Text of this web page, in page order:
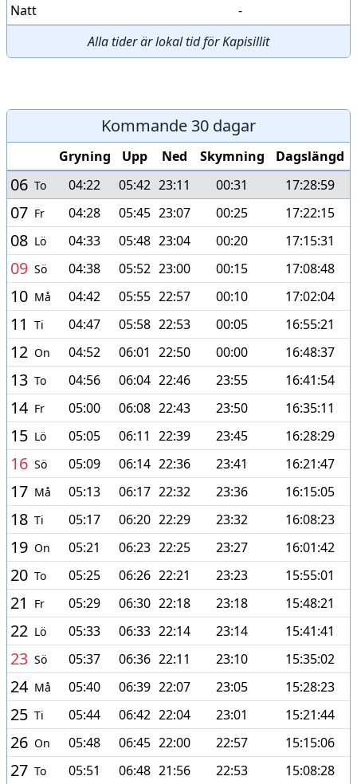
Natt
-
Alla tider är lokal tid för Kapisillit
Kommande 30 dagar
Gryning Upp Ned Skymning Dagslängd
06 To 04:22 05:42 23:11 00:31 17:28:59
07 Fr 04:28 05:45 23:07 00:25 17:22:15
08 Lö 04:33 05:48 23:04 00:20 17:15:31
09 Sö 04:38 05:52 23:00 00:15 17:08:48
10 Må 04:42 05:55 22:57 00:10 17:02:04
11 Ti 04:47 05:58 22:53 00:05 16:55:21
12 On 04:52 06:01 22:50 00:00 16:48:37
13 To 04:56 06:04 22:46 23:55 16:41:54
14 Fr 05:00 06:08 22:43 23:50 16:35:11
15 Lö 05:05 06:11 22:39 23:45 16:28:29
16 Sö 05:09 06:14 22:36 23:41 16:21:47
17 Må 05:13 06:17 22:32 23:36 16:15:05
18 Ti 05:17 06:20 22:29 23:32 16:08:23
19 On 05:21 06:23 22:25 23:27 16:01:42
20 To 05:25 06:26 22:21 23:23 15:55:01
21 Fr 05:29 06:30 22:18 23:18 15:48:21
22 Lö 05:33 06:33 22:14 23:14 15:41:41
23 Sö 05:37 06:36 22:11 23:10 15:35:02
24 Må 05:40 06:39 22:07 23:05 15:28:23
25 Ti 05:44 06:42 22:04 23:01 15:21:44
26 On 05:48 06:45 22:00 22:57 15:15:06
27 To 05:51 06:48 21:56 22:53 15:08:28